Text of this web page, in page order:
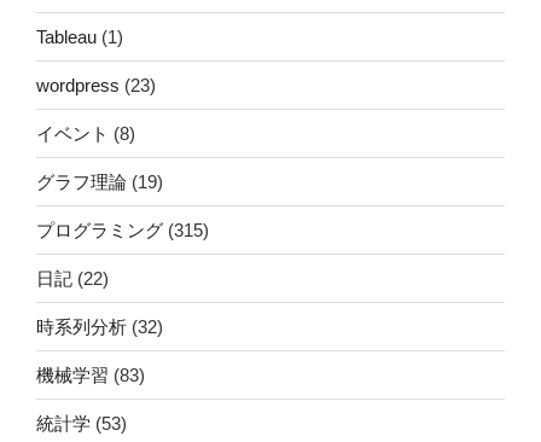
Tableau (1)
wordpress (23)
イベント (8)
グラフ理論 (19)
プログラミング (315)
日記 (22)
時系列分析 (32)
機械学習 (83)
統計学 (53)